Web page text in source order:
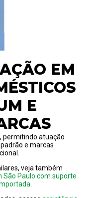
EM
E
permitindo atuação
e marcas
veja também
Paulo com suporte